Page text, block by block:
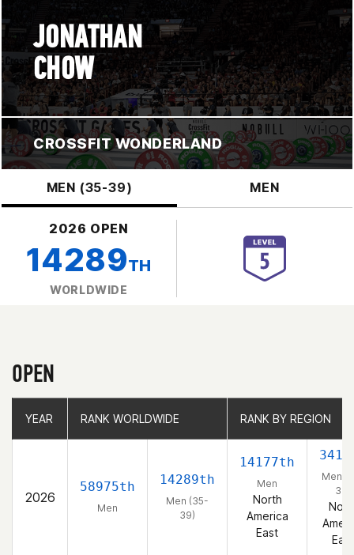
JONATHAN
CHOW
CROSSFIT WONDERLAND
MEN (35-39) MEN
2026 OPEN
14289TH
WORLDWIDE
OPEN
YEAR RANK WORLDWIDE RANK BY REGION
2026
58975th
Men
14289th
Men (35-
39)
14177th
Men
North
America
East
Men
39)
East
YEAR RANK WORLDWIDE RANK BY REGION